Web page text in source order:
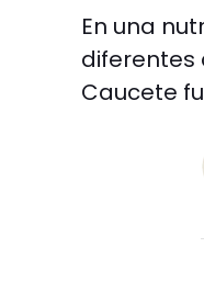
En una
diferentes
Caucete